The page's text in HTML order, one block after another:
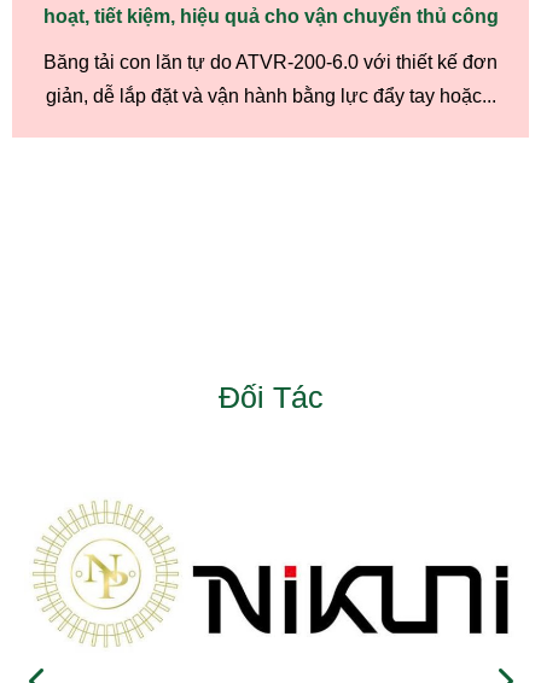
hoạt, tiết kiệm, hiệu quả cho vận chuyển thủ công
Băng tải con lăn tự do ATVR-200-6.0 với thiết kế đơn
giản, dễ lắp đặt và vận hành bằng lực đẩy tay hoặc...
Đối Tác